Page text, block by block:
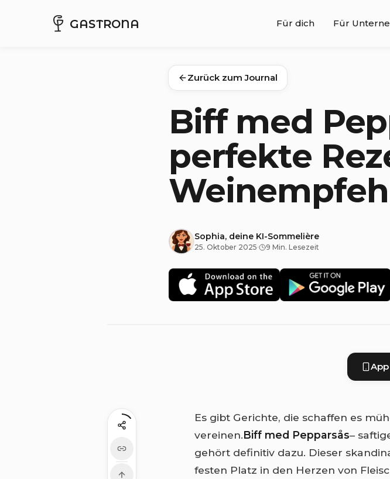
GASTRONA Für dich Für
Zurück zum Journal
Biff med
perfekte
Sophia, deine KI-Sommelière
25. Oktober 2025· 9 Min. Lesezeit
Es gibt Gerichte, die schaffen es
vereinen.Biff med Pepparsås–
gehört definitiv dazu. Dieser
festen Platz in den Herzen von